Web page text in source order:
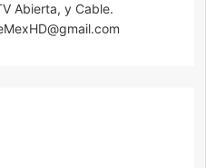
Abierta, y Cable.